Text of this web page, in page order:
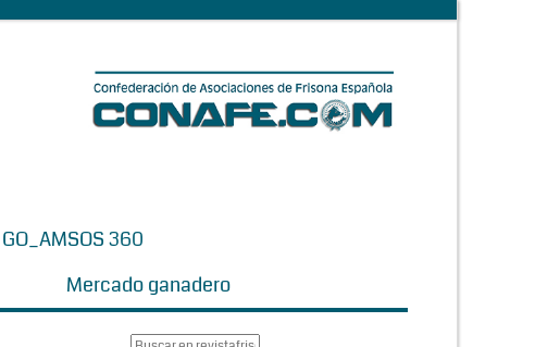
GO_AMSOS 360
Mercado ganadero